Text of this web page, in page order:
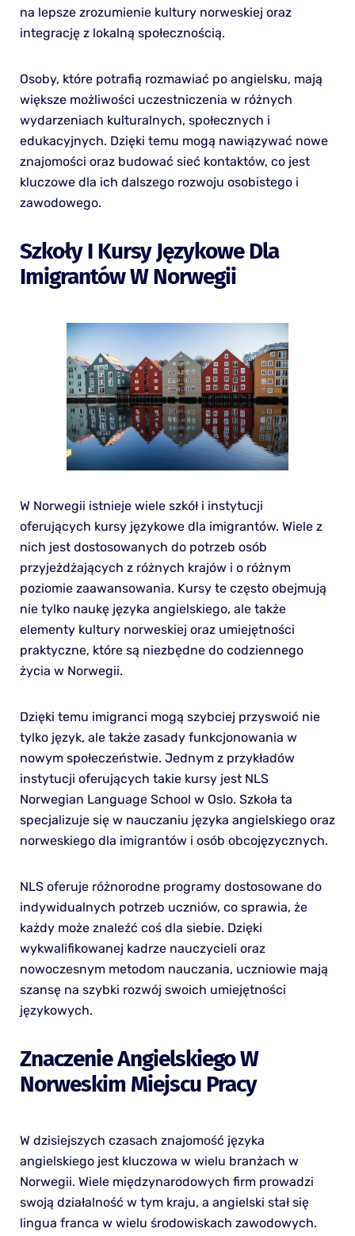
na lepsze zrozumienie kultury norweskiej oraz
integrację z lokalną społecznością.
Osoby, które potrafią rozmawiać po angielsku, mają
większe możliwości uczestniczenia w różnych
wydarzeniach kulturalnych, społecznych i
edukacyjnych. Dzięki temu mogą nawiązywać nowe
znajomości oraz budować sieć kontaktów, co jest
kluczowe dla ich dalszego rozwoju osobistego i
zawodowego.
Szkoły I Kursy Językowe Dla
Imigrantów W Norwegii
W Norwegii istnieje wiele szkół i instytucji
oferujących kursy językowe dla imigrantów. Wiele z
nich jest dostosowanych do potrzeb osób
przyjeżdżających z różnych krajów i o różnym
poziomie zaawansowania. Kursy te często obejmują
nie tylko naukę języka angielskiego, ale także
elementy kultury norweskiej oraz umiejętności
praktyczne, które są niezbędne do codziennego
życia w Norwegii.
Dzięki temu imigranci mogą szybciej przyswoić nie
tylko język, ale także zasady funkcjonowania w
nowym społeczeństwie. Jednym z przykładów
instytucji oferujących takie kursy jest NLS
Norwegian Language School w Oslo. Szkoła ta
specjalizuje się w nauczaniu języka angielskiego oraz
norweskiego dla imigrantów i osób obcojęzycznych.
NLS oferuje różnorodne programy dostosowane do
indywidualnych potrzeb uczniów, co sprawia, że
każdy może znaleźć coś dla siebie. Dzięki
wykwalifikowanej kadrze nauczycieli oraz
nowoczesnym metodom nauczania, uczniowie mają
szansę na szybki rozwój swoich umiejętności
językowych.
Znaczenie Angielskiego W
Norweskim Miejscu Pracy
W dzisiejszych czasach znajomość języka
angielskiego jest kluczowa w wielu branżach w
Norwegii. Wiele międzynarodowych firm prowadzi
swoją działalność w tym kraju, a angielski stał się
lingua franca w wielu środowiskach zawodowych.